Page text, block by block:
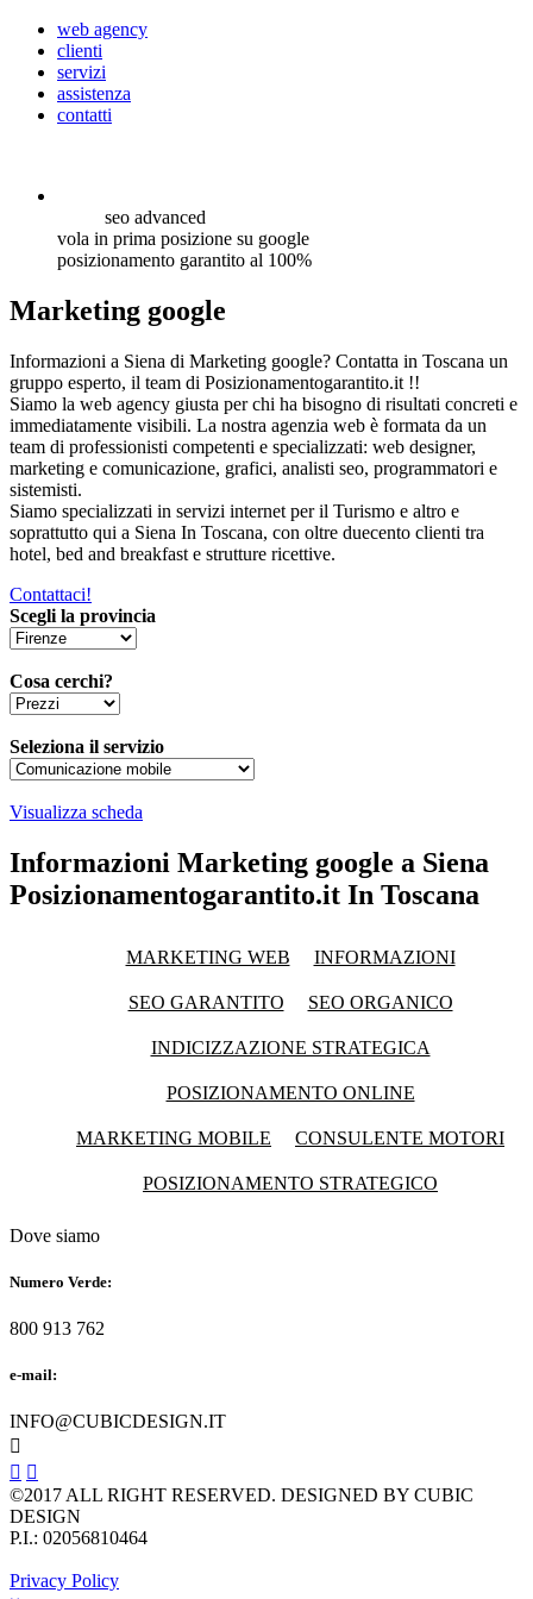
web agency
clienti
servizi
assistenza
contatti
seo advanced
vola in prima posizione su google
posizionamento garantito al 100%
Marketing google
Informazioni a Siena di Marketing google? Contatta in Toscana un
gruppo esperto, il team di Posizionamentogarantito.it !!
Siamo la web agency giusta per chi ha bisogno di risultati concreti e
immediatamente visibili. La nostra agenzia web è formata da un
team di professionisti competenti e specializzati: web designer,
marketing e comunicazione, grafici, analisti seo, programmatori e
sistemisti.
Siamo specializzati in servizi internet per il Turismo e altro e
soprattutto qui a Siena In Toscana, con oltre duecento clienti tra
hotel, bed and breakfast e strutture ricettive.
Contattaci!
Scegli la provincia
Cosa cerchi?
Seleziona il servizio
Visualizza scheda
Informazioni Marketing google a Siena
Posizionamentogarantito.it In Toscana
MARKETING WEB INFORMAZIONI
SEO GARANTITO SEO ORGANICO
INDICIZZAZIONE STRATEGICA
POSIZIONAMENTO ONLINE
MARKETING MOBILE CONSULENTE MOTORI
POSIZIONAMENTO STRATEGICO
Dove siamo
Numero Verde:
800 913 762
e-mail:
INFO@CUBICDESIGN.IT

 
©2017 ALL RIGHT RESERVED. DESIGNED BY CUBIC
DESIGN
P.I.: 02056810464
Privacy Policy